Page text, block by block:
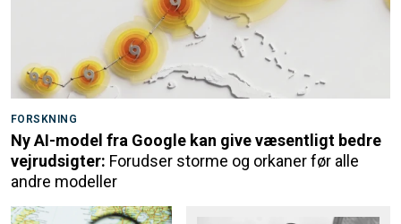
FORSKNING
Ny AI-model fra Google kan give væsentligt bedre
vejrudsigter: Forudser storme og orkaner før alle
andre modeller